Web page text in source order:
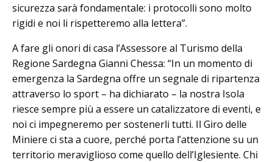
sicurezza sarà fondamentale: i protocolli sono molto
rigidi e noi li rispetteremo alla lettera”.
A fare gli onori di casa l’Assessore al Turismo della
Regione Sardegna Gianni Chessa: “In un momento di
emergenza la Sardegna offre un segnale di ripartenza
attraverso lo sport – ha dichiarato – la nostra Isola
riesce sempre più a essere un catalizzatore di eventi, e
noi ci impegneremo per sostenerli tutti. Il Giro delle
Miniere ci sta a cuore, perché porta l’attenzione su un
territorio meraviglioso come quello dell’Iglesiente. Chi